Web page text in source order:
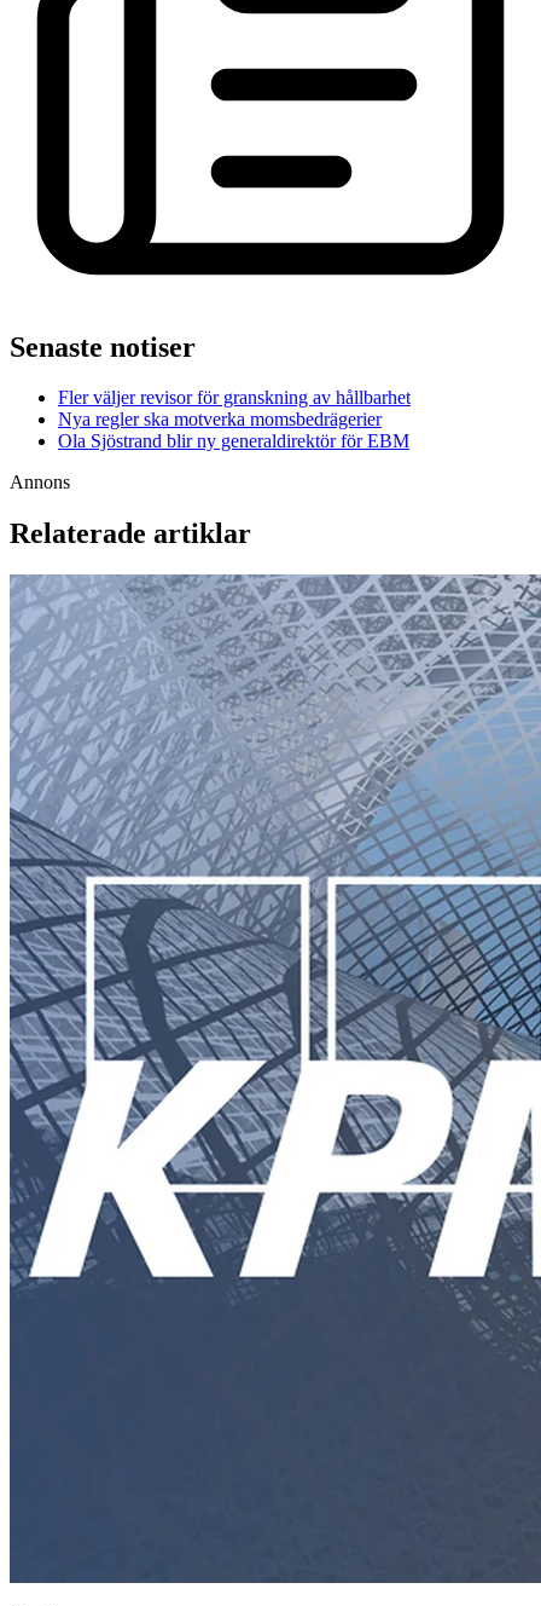
Senaste notiser
Fler väljer revisor för granskning av hållbarhet
Nya regler ska motverka momsbedrägerier
Ola Sjöstrand blir ny generaldirektör för EBM
Annons
Relaterade artiklar